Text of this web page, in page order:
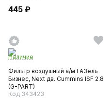
445 ₽
Наличие
Фильтр воздушный а/м ГАЗель
Бизнес, Next дв. Cummins ISF 2.8
(G-PART)
Код 343423